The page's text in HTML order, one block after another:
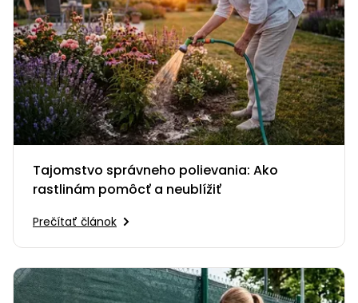
Tajomstvo správneho polievania: Ako
rastlinám pomôcť a neublížiť
Prečítať článok